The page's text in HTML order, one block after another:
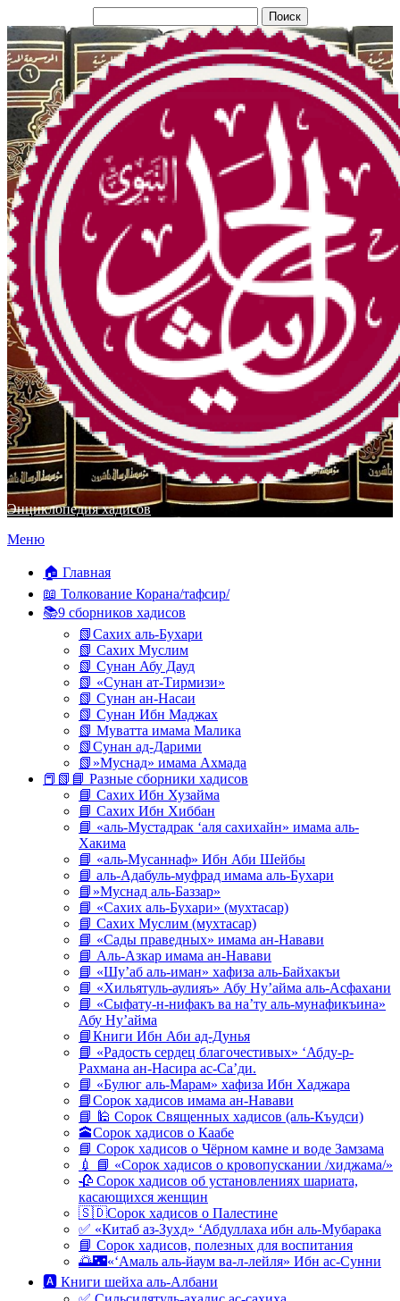
Энциклопедия хадисов
Перейти
содержимому
Меню
🏠 Главная
📖 Толкование Корана/тафсир/
📚9 сборников хадисов
📗Сахих аль-Бухари
📗 Сахих Муслим
📗 Сунан Абу Дауд
📗 «Сунан ат-Тирмизи»
📗 Сунан ан-Насаи
📗 Сунан Ибн Маджах
📗 Муватта имама Малика
📗Сунан ад-Дарими
📗»Муснад» имама Ахмада
📕📗📘 Разные сборники хадисов
📘 Сахих Ибн Хузайма
📘 Сахих Ибн Хиббан
📘 «аль-Мустадрак ‘аля сахихайн» имама аль-
Хакима
📘 «аль-Мусаннаф» Ибн Аби Шейбы
📘 аль-Адабуль-муфрад имама аль-Бухари
📘»Муснад аль-Баззар»
📘 «Сахих аль-Бухари» (мухтасар)
📘 Сахих Муслим (мухтасар)
📘 «Сады праведных» имама ан-Навави
📘 Аль-Азкар имама ан-Навави
📘 «Шу’аб аль-иман» хафиза аль-Байхакъи
📘 «Хильятуль-аулияъ» Абу Ну’айма аль-Асфахани
📘 «Сыфату-н-нифакъ ва на’ту аль-мунафикъина»
Абу Ну’айма
📘Книги Ибн Аби ад-Дунья
📘 «Радость сердец благочестивых» ‘Абду-р-
Рахмана ан-Насира ас-Са’ди.
📘 «Булюг аль-Марам» хафиза Ибн Хаджара
📘Сорок хадисов имама ан-Навави
📘 🕌 Сорок Священных хадисов (аль-Къудси)
🕋Сорок хадисов о Каабе
📘 Сорок хадисов о Чёрном камне и воде Замзама
💉 📘 «Сорок хадисов о кровопускании /хиджама/»
🥀 Сорок хадисов об установлениях шариата,
касающихся женщин
🇸🇩Сорок хадисов о Палестине
✅ «Китаб аз-Зухд» ‘Абдуллаха ибн аль-Мубарака
📘 Сорок хадисов, полезных для воспитания
🌅🌃«‘Амаль аль-йаум ва-л-лейля» Ибн ас-Сунни
🅰 Книги шейха аль-Албани